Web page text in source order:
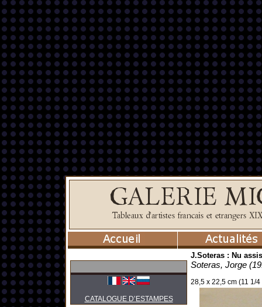
CATALOGUE D’ESTAMPES
J.Soteras : Nu assis
Soteras, Jorge
28,5 x 22,5 cm (11 1/4